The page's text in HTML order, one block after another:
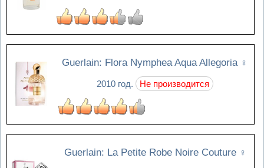
Guerlain: Flora Nymphea Aqua Allegoria ♀
2010 год. Не производится
Guerlain: La Petite Robe Noire Couture ♀